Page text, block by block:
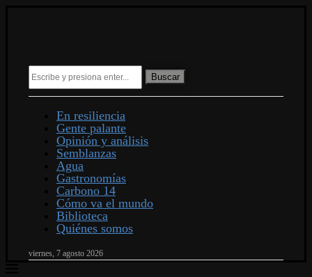
Buscar
En resiliencia
Gente palante
Opinión y análisis
Semblanzas
Agua
Gastronomías
Carbono 14
Cómo va el mundo
Biblioteca
Quiénes somos
viernes, 7 agosto 2026